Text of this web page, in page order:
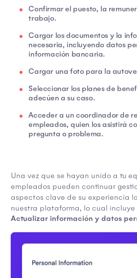
Confirmar el puesto, la
trabajo.
Cargar los documentos y la
necesaria, incluyendo datos
información bancaria.
Cargar una foto para la
Seleccionar los planes de
adecúen a su caso.
Acceder a un coordinador de
empleados, quien los asistirá
pregunta o problema.
Una vez que se hayan unido a tu
empleados pueden continuar
aspectos clave de su experiencia
nuestra plataforma, lo cual incluye
Actualizar información y datos